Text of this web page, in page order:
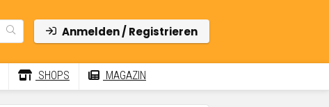
Anmelden / Registrieren
SHOPS MAGAZIN